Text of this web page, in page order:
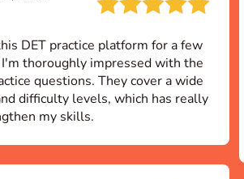
DET practice platform for a few
thoroughly impressed with the
questions. They cover a wide
difficulty levels, which has really
my skills.